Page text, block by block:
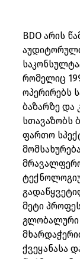
BDO არის
რომელიც
ოპერირებს
ბაზარზე და
სთავაზობს
ფართო
მეტი
გლობალური
ქვეყანასა